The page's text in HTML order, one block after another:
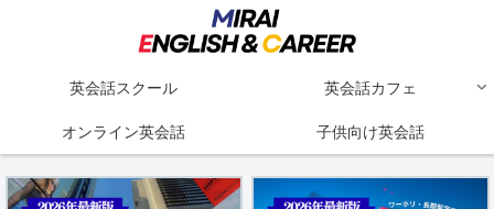
英会話スクール 英会話カフェ
オンライン英会話 子供向け英会話